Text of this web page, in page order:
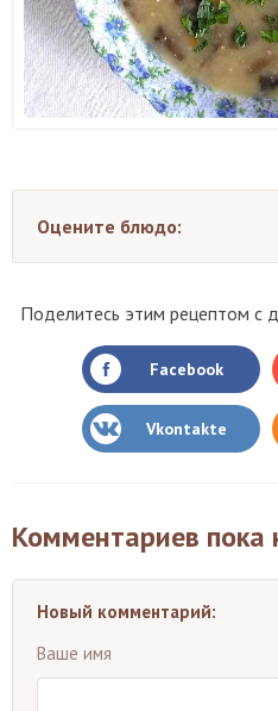
Оцените блюдо:
Поделитесь этим рецептом с
Facebook
Vkontakte
Комментариев пока
Новый комментарий:
Ваше имя